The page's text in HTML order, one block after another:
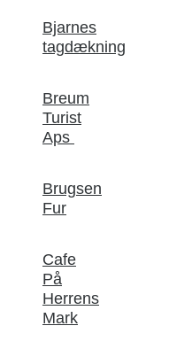
Bjarnes
tagdækning
Breum
Turist
Aps
Brugsen
Fur
Cafe
På
Herrens
Mark